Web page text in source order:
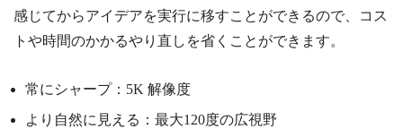
感じてからアイデアを実行に移すことができるので、コス
トや時間のかかるやり直しを省くことができます。
常にシャープ：5K 解像度
より自然に見える：最大120度の広視野